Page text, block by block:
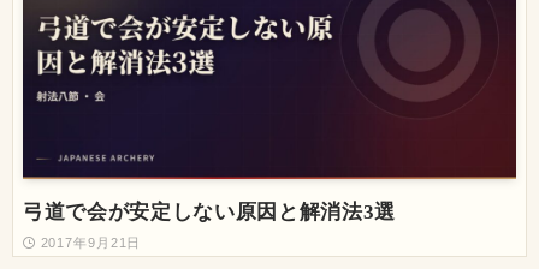
弓道で会が安定しない原因と解消法3選
2017年9月21日